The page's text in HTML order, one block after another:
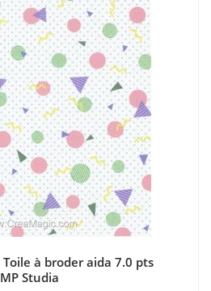
à broder aida 7.0 pts
Studia